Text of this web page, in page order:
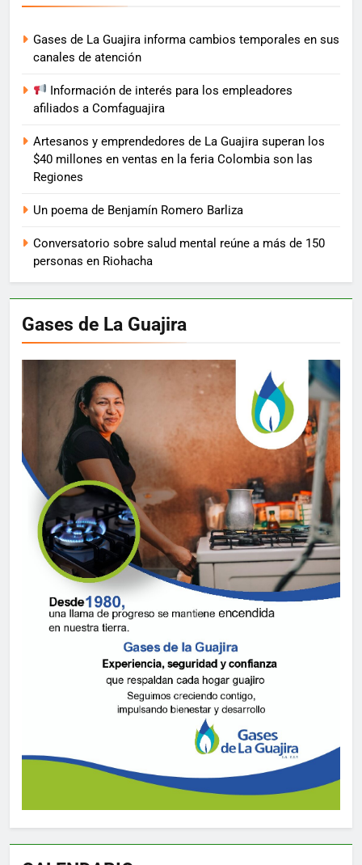
Gases de La Guajira informa cambios temporales en sus
canales de atención
Información de interés para los empleadores
afiliados a Comfaguajira
Artesanos y emprendedores de La Guajira superan los
$40 millones en ventas en la feria Colombia son las
Regiones
Un poema de Benjamín Romero Barliza
Conversatorio sobre salud mental reúne a más de 150
personas en Riohacha
Gases de La Guajira